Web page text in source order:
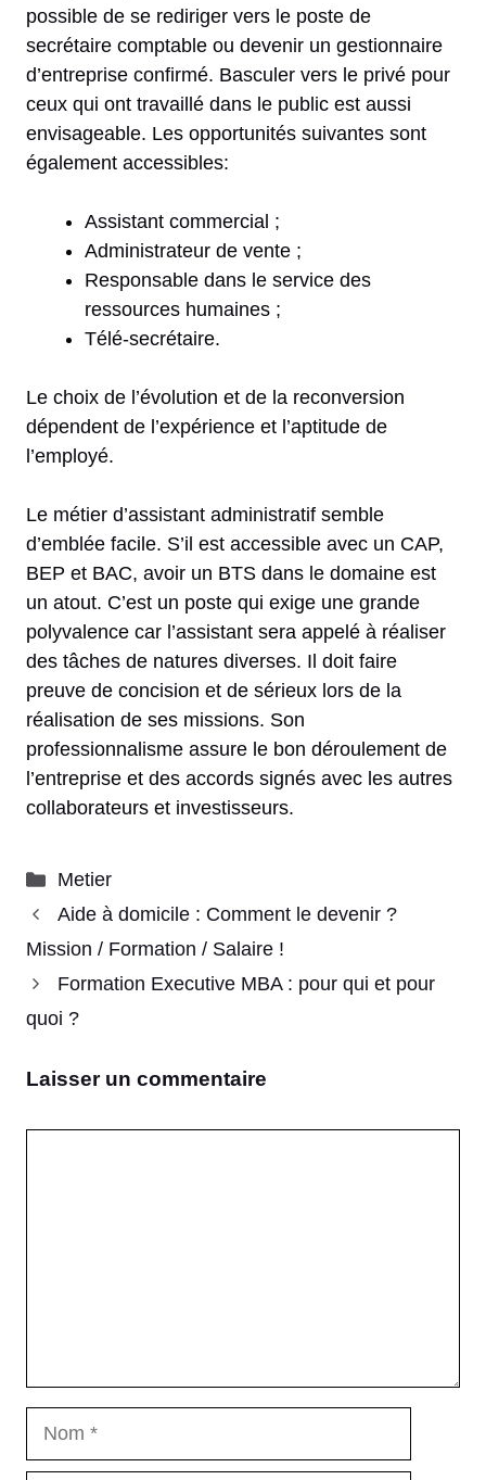
possible de se rediriger vers le poste de
secrétaire comptable ou devenir un gestionnaire
d’entreprise confirmé. Basculer vers le privé pour
ceux qui ont travaillé dans le public est aussi
envisageable. Les opportunités suivantes sont
également accessibles:
Assistant commercial ;
Administrateur de vente ;
Responsable dans le service des
ressources humaines ;
Télé-secrétaire.
Le choix de l’évolution et de la reconversion
dépendent de l’expérience et l’aptitude de
l’employé.
Le métier d’assistant administratif semble
d’emblée facile. S’il est accessible avec un CAP,
BEP et BAC, avoir un BTS dans le domaine est
un atout. C’est un poste qui exige une grande
polyvalence car l’assistant sera appelé à réaliser
des tâches de natures diverses. Il doit faire
preuve de concision et de sérieux lors de la
réalisation de ses missions. Son
professionnalisme assure le bon déroulement de
l’entreprise et des accords signés avec les autres
collaborateurs et investisseurs.
Catégories
Metier
Aide à domicile : Comment le devenir ?
Mission / Formation / Salaire !
Formation Executive MBA : pour qui et pour
quoi ?
Laisser un commentaire